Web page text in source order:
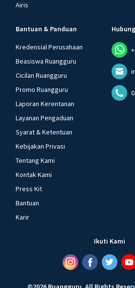
Airis
Bantuan & Panduan
Kredensial Perusahaan
Beasiswa Ruangguru
Cicilan Ruangguru
Promo Ruangguru
Laporan Kerentanan
Layanan Pengaduan
Syarat & Ketentuan
Kebijakan Privasi
Tentang Kami
Kontak Kami
Press Kit
Bantuan
Karir
Ikuti Kami